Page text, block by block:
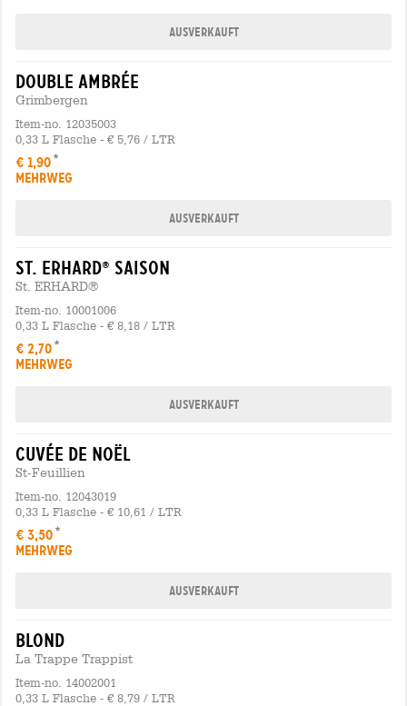
Ausverkauft
double ambrée
Grimbergen
Item-no. 12035003
0,33 L Flasche - € 5,76 / LTR
€ 1,90
MEHRWEG
Ausverkauft
st. erhard® saison
St. ERHARD®
Item-no. 10001006
0,33 L Flasche - € 8,18 / LTR
€ 2,70
MEHRWEG
Ausverkauft
cuvée de noël
St-Feuillien
Item-no. 12043019
0,33 L Flasche - € 10,61 / LTR
€ 3,50
MEHRWEG
Ausverkauft
blond
La Trappe Trappist
Item-no. 14002001
0,33 L Flasche - € 8,79 / LTR